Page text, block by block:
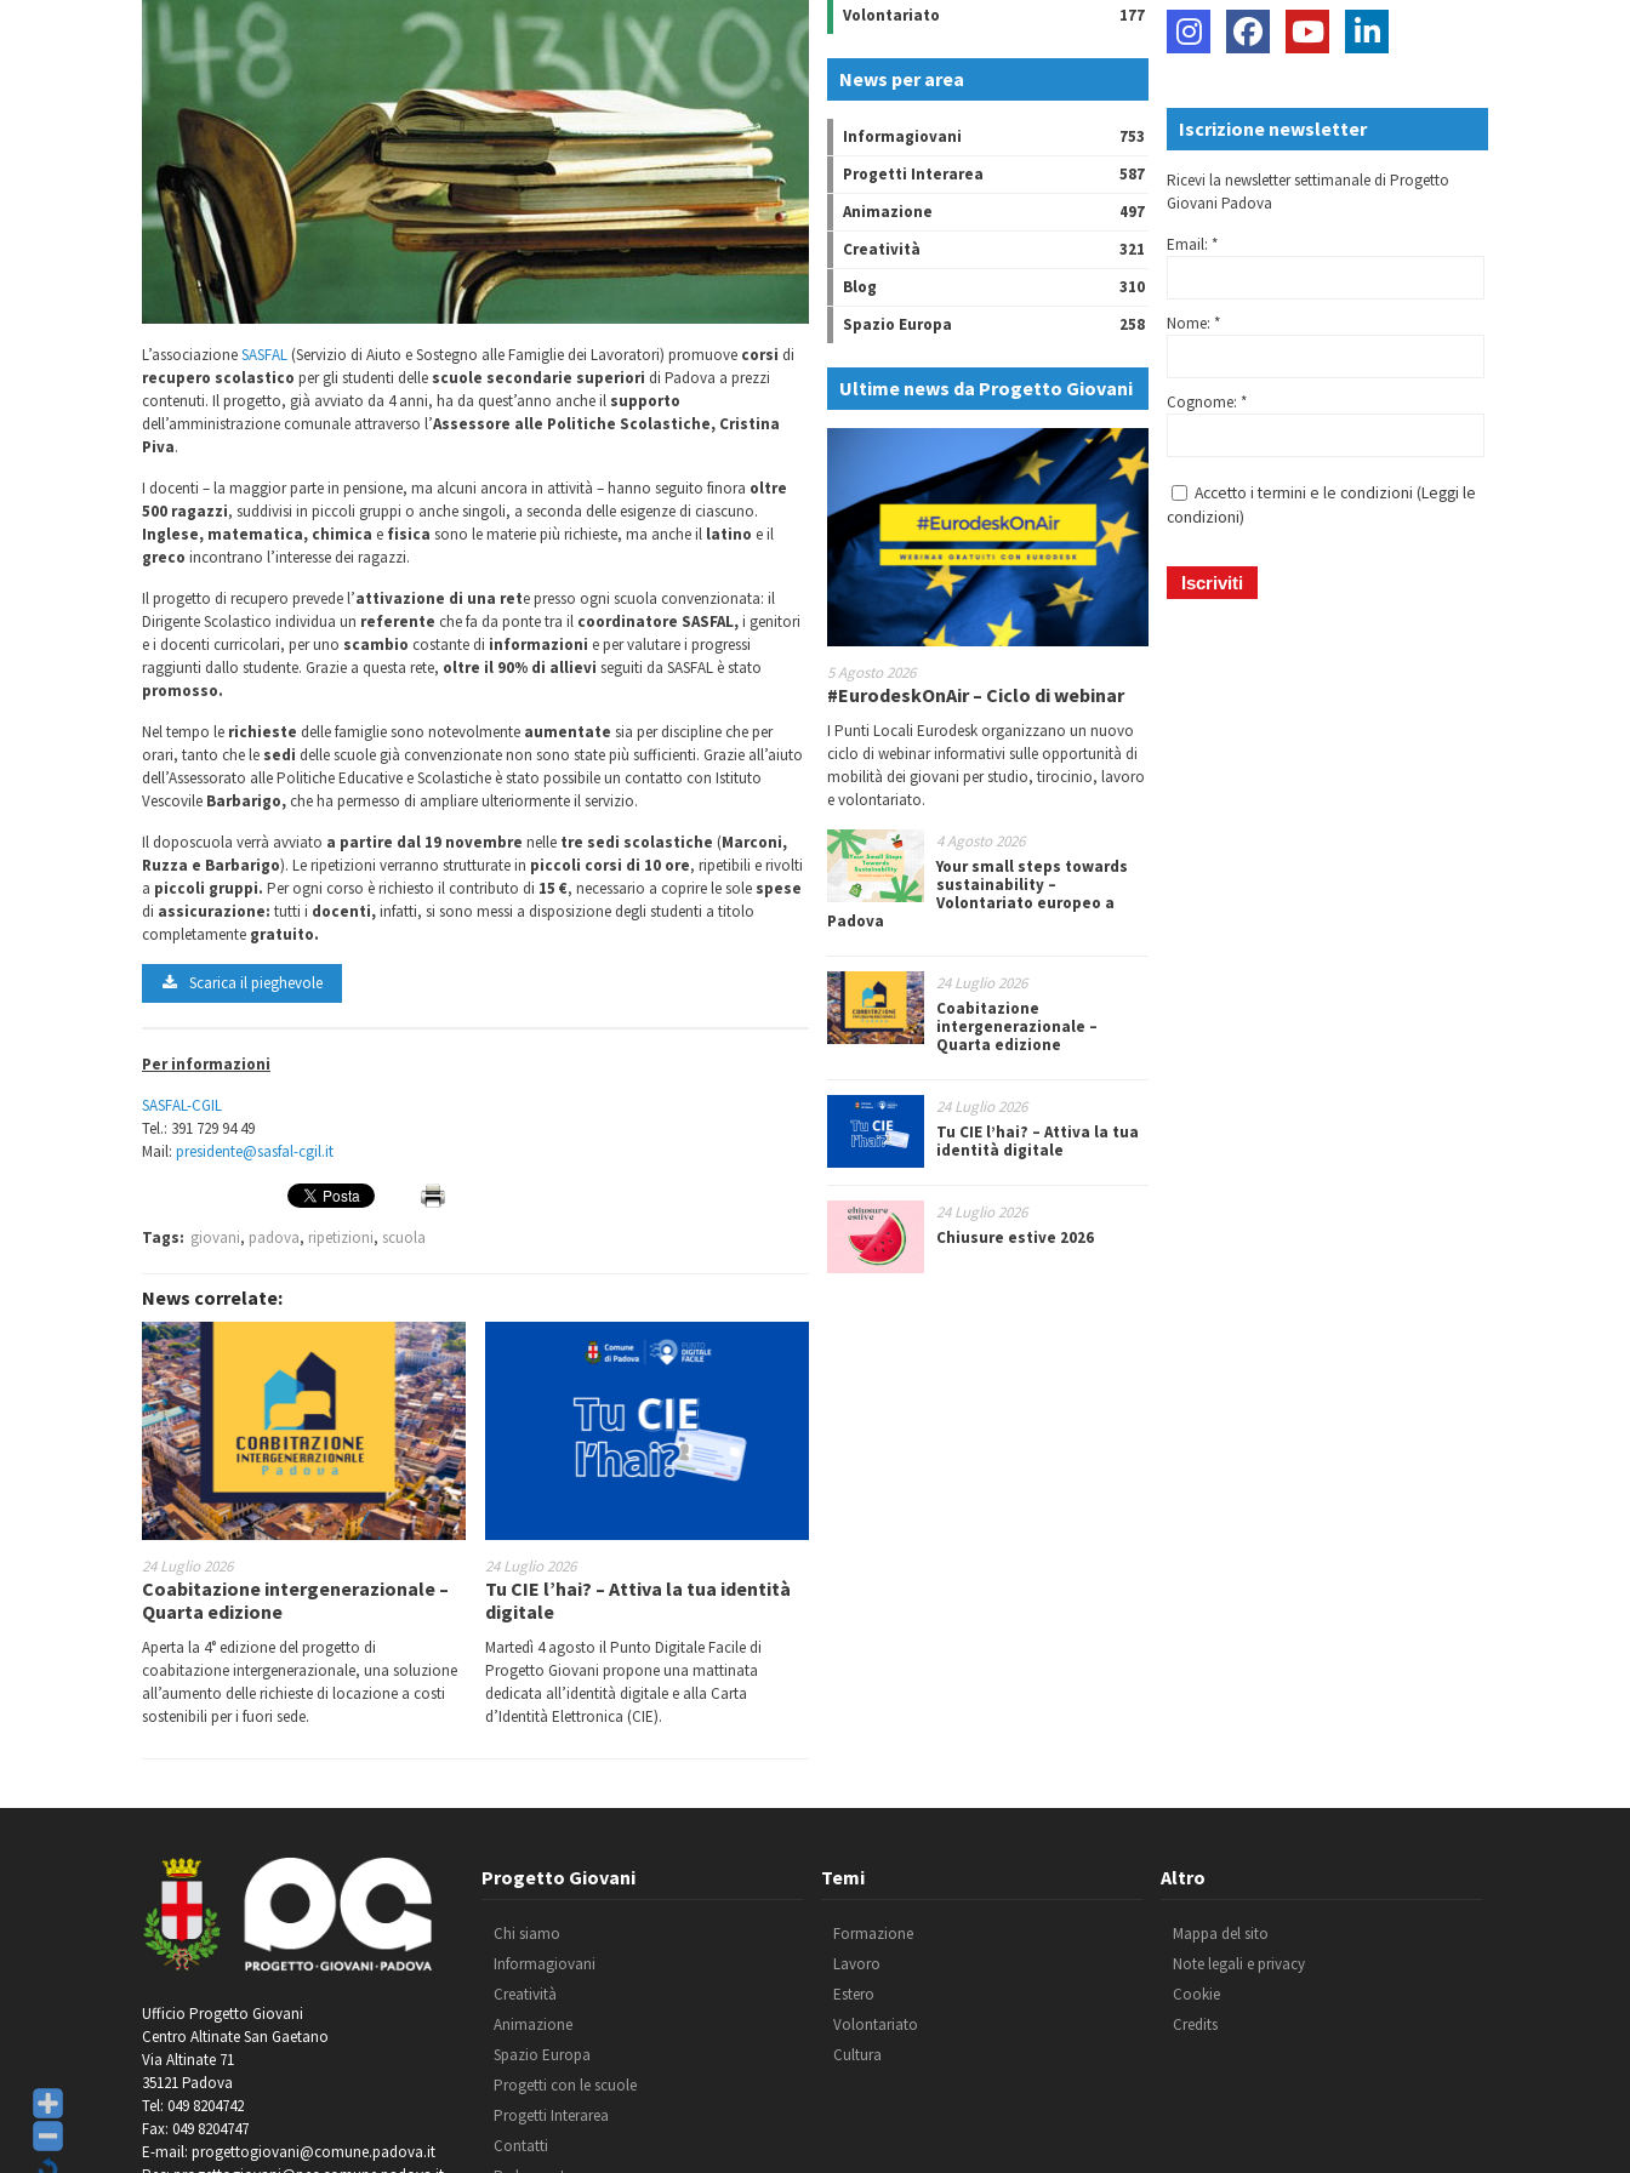
L’associazioneSASFAL (Servizio di Aiuto e Sostegno alle Famiglie dei Lavoratori) promuove corsi di
recupero scolastico per gli studenti delle scuole secondarie superiori di Padova a prezzi
contenuti. Il progetto, già avviato da 4 anni, ha da quest’anno anche il supporto
dell’amministrazione comunale attraverso l’Assessore alle Politiche Scolastiche, Cristina
Piva.
I docenti – la maggior parte in pensione, ma alcuni ancora in attività – hanno seguito finora oltre
500 ragazzi, suddivisi in piccoli gruppi o anche singoli, a seconda delle esigenze di ciascuno.
Inglese, matematica, chimica e fisica sono le materie più richieste, ma anche il latino e il
greco incontrano l’interesse dei ragazzi.
Il progetto di recupero prevede l’attivazione di una rete presso ogni scuola convenzionata: il
Dirigente Scolastico individua un referente che fa da ponte tra il coordinatore SASFAL,i genitori
e i docenti curricolari, per uno scambio costante di informazioni e per valutare i progressi
raggiunti dallo studente. Grazie a questa rete, oltre il 90% di allievi seguiti da SASFAL è stato
promosso.
Nel tempo le richieste delle famiglie sono notevolmente aumentate sia per discipline che per
orari, tanto che le sedi delle scuole già convenzionate non sono state più sufficienti. Grazie all’aiuto
dell’Assessorato alle Politiche Educative e Scolastiche è stato possibile un contatto con Istituto
Vescovile Barbarigo, che ha permesso di ampliare ulteriormente il servizio.
Il doposcuola verrà avviato a partire dal 19 novembre nelle tre sedi scolastiche (Marconi,
Ruzza e Barbarigo). Le ripetizioni verranno strutturate in piccoli corsi di 10 ore, ripetibili e rivolti
a piccoli gruppi. Per ogni corso è richiesto il contributo di 15 €, necessario a coprire le sole spese
di assicurazione: tutti i docenti,infatti, si sono messi a disposizione degli studenti a titolo
completamente gratuito.
Scarica il pieghevole
Per informazioni
SASFAL-CGIL
Tel.: 391 729 94 49
Mail: presidente@sasfal-cgil.it
Tags: giovani, padova, ripetizioni, scuola
News correlate:
24 Luglio 2026
Coabitazione intergenerazionale –
Quarta edizione
Aperta la 4° edizione del progetto di
coabitazione intergenerazionale, una soluzione
all’aumento delle richieste di locazione a costi
sostenibili per i fuori sede.
24 Luglio 2026
Tu CIE l’hai? – Attiva la tua identità
digitale
Martedì 4 agosto il Punto Digitale Facile di
Progetto Giovani propone una mattinata
dedicata all’identità digitale e alla Carta
d’Identità Elettronica (CIE).
Volontariato
177
News per area
Informagiovani
753
Progetti Interarea
587
Animazione
497
Creatività
321
Blog
310
Spazio Europa
258
Ultime news da Progetto Giovani
5 Agosto 2026
#EurodeskOnAir – Ciclo di webinar
I Punti Locali Eurodesk organizzano un nuovo
ciclo di webinar informativi sulle opportunità di
mobilità dei giovani per studio, tirocinio, lavoro
e volontariato.
4 Agosto 2026
Your small steps towards
sustainability –
Volontariato europeo a
Padova
24 Luglio 2026
Coabitazione
intergenerazionale –
Quarta edizione
24 Luglio 2026
Tu CIE l’hai? – Attiva la tua
identità digitale
24 Luglio 2026
Chiusure estive 2026
Iscrizione newsletter
Ricevi la newsletter settimanale di Progetto
Giovani Padova
Email: *
Nome: *
Cognome: *
Accetto i termini e le condizioni (Leggi le
condizioni)
Ufficio Progetto Giovani
Centro Altinate San Gaetano
Via Altinate 71
35121 Padova
Tel: 049 8204742
Fax: 049 8204747
E-mail: progettogiovani@comune.padova.it
Progetto Giovani
Chi siamo
Informagiovani
Creatività
Animazione
Spazio Europa
Progetti con le scuole
Progetti Interarea
Contatti
Temi
Formazione
Lavoro
Estero
Volontariato
Cultura
Altro
Mappa del sito
Note legali e privacy
Cookie
Credits